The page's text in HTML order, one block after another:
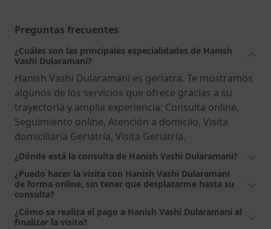
Preguntas frecuentes
¿Cuáles son las principales especialidades de Hanish
Vashi Dularamani?
Hanish Vashi Dularamani es geriatra. Te mostramos
algunos de los servicios que ofrece gracias a su
trayectoria y amplia experiencia: Consulta online,
Seguimiento online, Atención a domicilo, Visita
domiciliaria Geriatría, Visita Geriatría.
¿Dónde está la consulta de Hanish Vashi Dularamani?
¿Puedo hacer la visita con Hanish Vashi Dularamani
de forma online, sin tener que desplazarme hasta su
consulta?
¿Cómo se realiza el pago a Hanish Vashi Dularamani al
finalizar la visita?